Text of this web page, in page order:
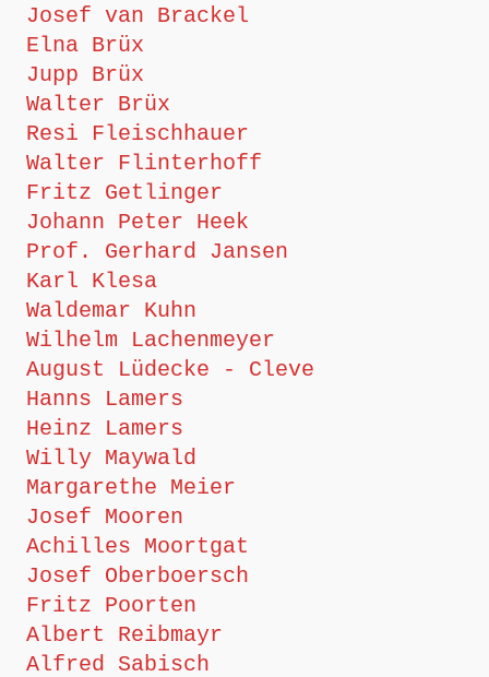
Josef van Brackel
Elna Brüx
Jupp Brüx
Walter Brüx
Resi Fleischhauer
Walter Flinterhoff
Fritz Getlinger
Johann Peter Heek
Prof. Gerhard Jansen
Karl Klesa
Waldemar Kuhn
Wilhelm Lachenmeyer
August Lüdecke - Cleve
Hanns Lamers
Heinz Lamers
Willy Maywald
Margarethe Meier
Josef Mooren
Achilles Moortgat
Josef Oberboersch
Fritz Poorten
Albert Reibmayr
Alfred Sabisch